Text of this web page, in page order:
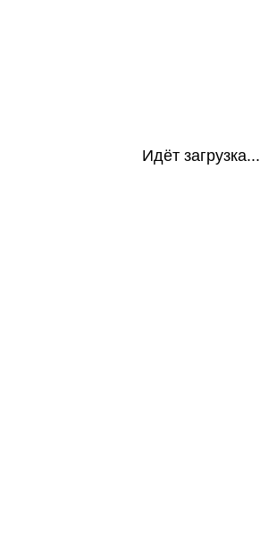
Идёт загрузка...